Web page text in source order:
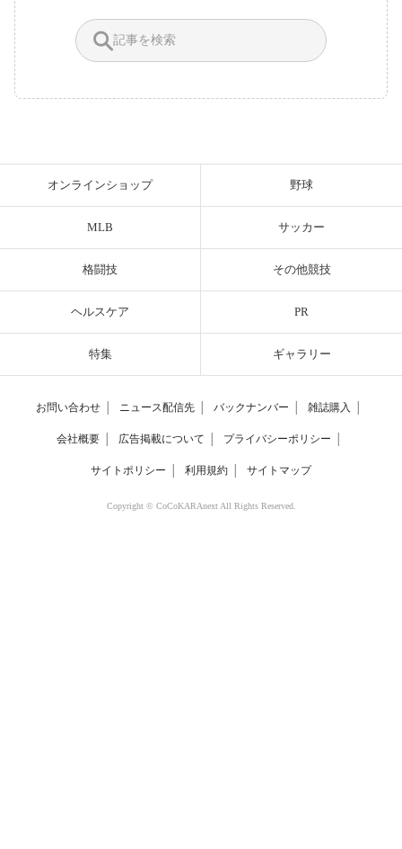
オンラインショップ 野球
MLB サッカー
格闘技 その他競技
ヘルスケア PR
特集 ギャラリー
お問い合わせ ニュース配信先 バックナンバー 雑誌購入
会社概要 広告掲載について プライバシーポリシー
サイトポリシー 利用規約 サイトマップ
Copyright © CoCoKARAnext All Rights Reserved.